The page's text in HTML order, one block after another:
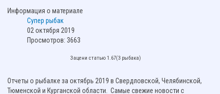
Информация о материале
Супер рыбак
02 октября 2019
Просмотров: 3663
Зацени статью 1.67(3 рыбака)
Отчеты о рыбалке за октябрь 2019 в Свердловской, Челябинской,
Тюменской и Курганской области. Самые свежие новости с